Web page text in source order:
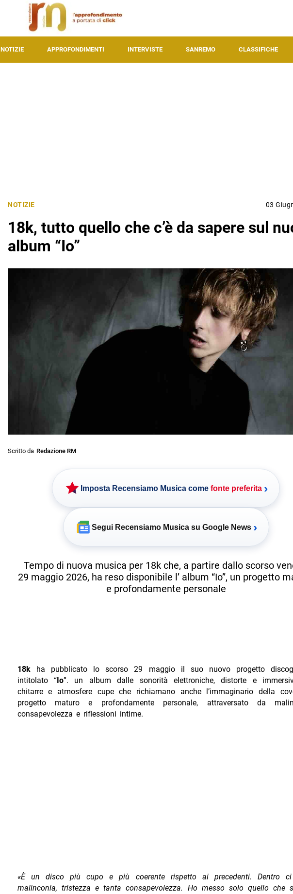
NOTIZIE APPROFONDIMENTI INTERVISTE SANREMO CLASSIFICHE
NOTIZIE 03
18k, tutto quello che c’è da sapere sul
album “Io”
Scritto da Redazione RM
Imposta Recensiamo Musica come fonte preferita ›
Segui Recensiamo Musica su Google News ›
Tempo di nuova musica per 18k che, a partire dallo scorso
29 maggio 2026, ha reso disponibile l’ album “Io”, un progetto
e profondamente personale
18k
ha pubblicato lo scorso 29 maggio il suo nuovo progetto
intitolato “Io”. un album dalle sonorità elettroniche, distorte e
chitarre e atmosfere cupe che richiamano anche l’immaginario della
progetto maturo e profondamente personale, attraversato da
consapevolezza e riflessioni intime.
«È un disco più cupo e più coerente rispetto ai precedenti. Dentro
malinconia, tristezza e tanta consapevolezza. Ho messo solo quello che